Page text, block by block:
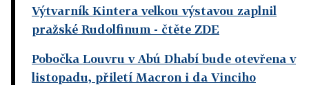
Výtvarník Kintera velkou výstavou zaplnil
pražské Rudolfinum - čtěte ZDE
Pobočka Louvru v Abú Dhabí bude otevřena v
listopadu, přiletí Macron i da Vinciho